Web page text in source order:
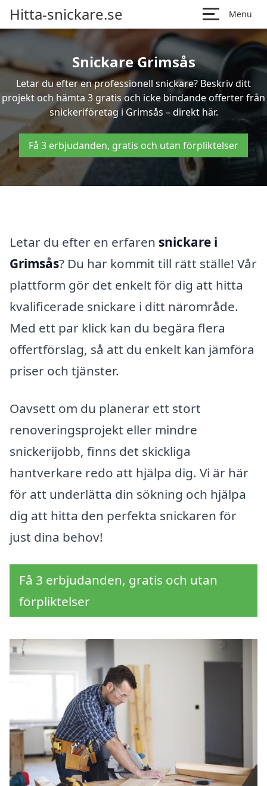
Hitta-snickare.se Menu
Snickare Grimsås
Letar du efter en professionell snickare? Beskriv ditt
projekt och hämta 3 gratis och icke bindande offerter från
snickeriföretag i Grimsås – direkt här.
Få 3 erbjudanden, gratis och utan förpliktelser
Letar du efter en erfaren snickare i
Grimsås? Du har kommit till rätt ställe! Vår
plattform gör det enkelt för dig att hitta
kvalificerade snickare i ditt närområde.
Med ett par klick kan du begära flera
offertförslag, så att du enkelt kan jämföra
priser och tjänster.
Oavsett om du planerar ett stort
renoveringsprojekt eller mindre
snickerijobb, finns det skickliga
hantverkare redo att hjälpa dig. Vi är här
för att underlätta din sökning och hjälpa
dig att hitta den perfekta snickaren för
just dina behov!
Få 3 erbjudanden, gratis och utan
förpliktelser